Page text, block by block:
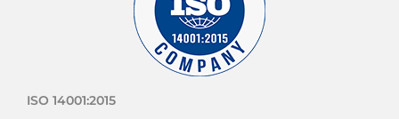
ISO 14001:2015